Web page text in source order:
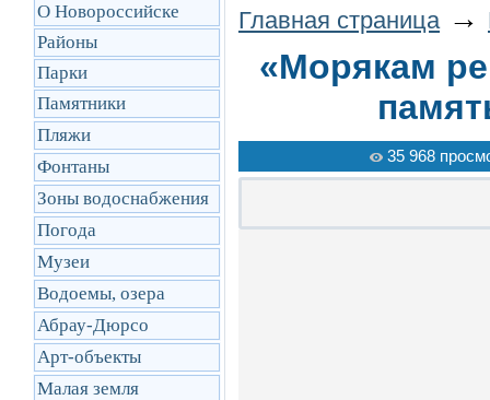
О Новороссийске
Районы
Парки
Памятники
Пляжи
Фонтаны
Зоны водоснабжения
Погода
Музеи
Водоемы, озера
Абрау-Дюрсо
Арт-объекты
Малая земля
Главная страница →
«Морякам
35 968